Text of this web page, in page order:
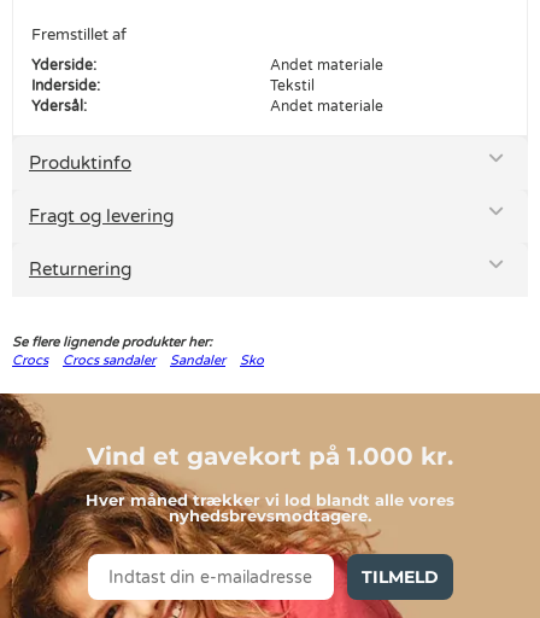
Fremstillet af
Yderside:
Andet materiale
Inderside:
Tekstil
Ydersål:
Andet materiale
Produktinfo
Fragt og levering
Returnering
Se flere lignende produkter her:
Crocs
Crocs sandaler Sandaler Sko
Vind et gavekort på 1.000 kr.
Hver måned trækker vi lod blandt alle vores
nyhedsbrevsmodtagere.
TILMELD